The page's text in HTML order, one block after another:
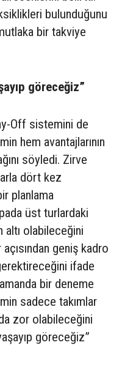
bulunduğunu
bir takviye
göreceğiz”
Off sistemini de
hem avantajlarının
söyledi. Zirve
dört kez
planlama
üst turlardaki
altı olabileceğini
geniş kadro
ifade
bir deneme
sadece takımlar
zor olabileceğini
göreceğiz”